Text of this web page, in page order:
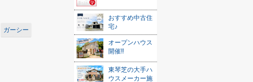
ガーシー
おすすめ中古住
宅♪
オープンハウス
開催‼
東琴芝の大手ハ
ウスメーカー施